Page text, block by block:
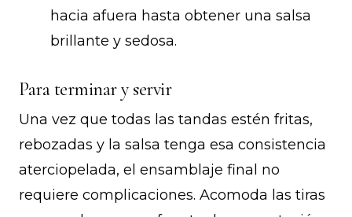
hacia afuera hasta obtener una salsa
brillante y sedosa.
Para terminar y servir
Una vez que todas las tandas estén fritas,
rebozadas y la salsa tenga esa consistencia
aterciopelada, el ensamblaje final no
requiere complicaciones. Acomoda las tiras